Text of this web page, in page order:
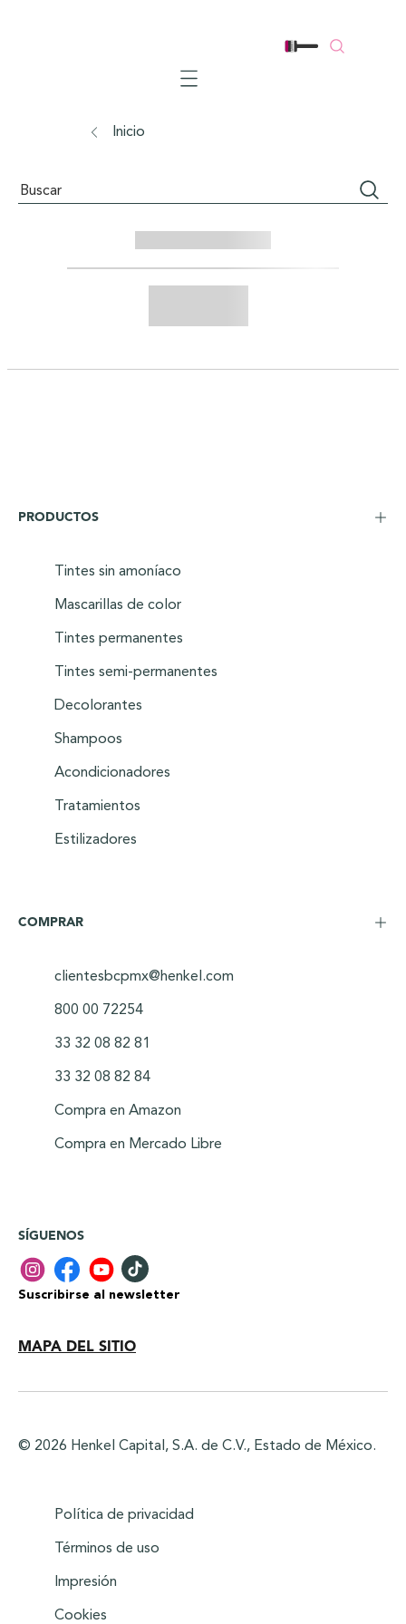
Mobile navigation
Inicio
PRODUCTOS
Tintes sin amoníaco
Mascarillas de color
Tintes permanentes
Tintes semi-permanentes
Decolorantes
Shampoos
Acondicionadores
Tratamientos
Estilizadores
COMPRAR
clientesbcpmx@henkel.com
800 00 72254
33 32 08 82 81
33 32 08 82 84
Compra en Amazon
Compra en Mercado Libre
SÍGUENOS
Suscribirse al newsletter
MAPA DEL SITIO
© 2026 Henkel Capital, S.A. de C.V., Estado de México.
Política de privacidad
Términos de uso
Impresión
Cookies